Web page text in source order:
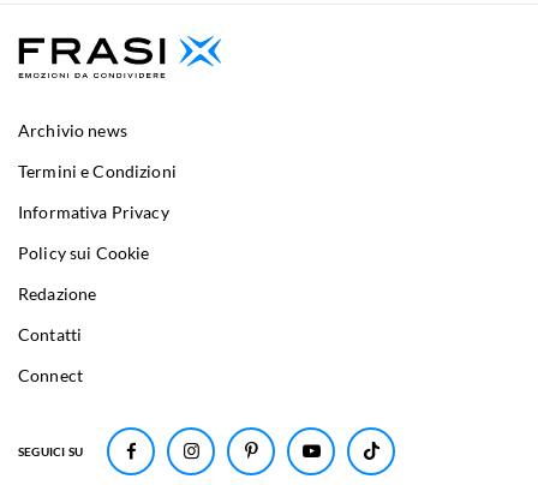
SEGUICI SU
Archivio news
Termini e Condizioni
Informativa Privacy
Policy sui Cookie
Redazione
Contatti
Connect